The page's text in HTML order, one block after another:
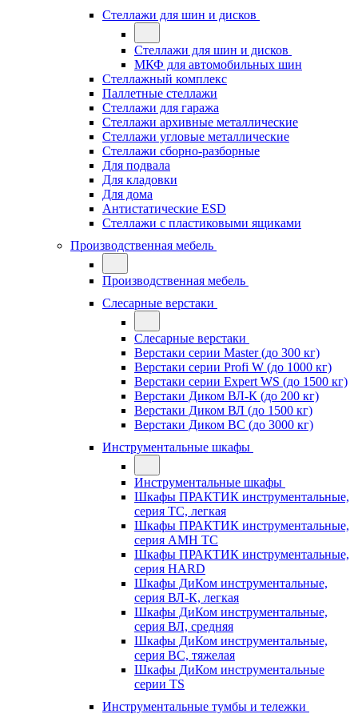
Стеллажи для шин и дисков
Стеллажи для шин и дисков
МКФ для автомобильных шин
Стеллажный комплекс
Паллетные стеллажи
Стеллажи для гаража
Стеллажи архивные металлические
Стеллажи угловые металлические
Стеллажи сборно-разборные
Для подвала
Для кладовки
Для дома
Антистатические ESD
Стеллажи с пластиковыми ящиками
Производственная мебель
Производственная мебель
Слесарные верстаки
Слесарные верстаки
Верстаки серии Master (до 300 кг)
Верстаки серии Profi W (до 1000 кг)
Верстаки серии Expert WS (до 1500 кг)
Верстаки Диком ВЛ-К (до 200 кг)
Верстаки Диком ВЛ (до 1500 кг)
Верстаки Диком ВС (до 3000 кг)
Инструментальные шкафы
Инструментальные шкафы
Шкафы ПРАКТИК инструментальные,
серия TC, легкая
Шкафы ПРАКТИК инструментальные,
серия AMH TC
Шкафы ПРАКТИК инструментальные,
серия HARD
Шкафы ДиКом инструментальные,
cерия ВЛ-К, легкая
Шкафы ДиКом инструментальные,
серия ВЛ, средняя
Шкафы ДиКом инструментальные,
серия ВС, тяжелая
Шкафы ДиКом инструментальные
серии TS
Инструментальные тумбы и тележки